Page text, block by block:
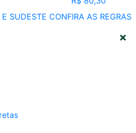
SUDESTE CONFIRA AS REGRAS